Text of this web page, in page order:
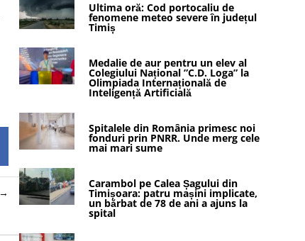
Ultima oră: Cod portocaliu de
fenomene meteo severe în județul
Timiș
Medalie de aur pentru un elev al
Colegiului Național ”C.D. Loga” la
Olimpiada Internațională de
Inteligență Artificială
Spitalele din România primesc noi
fonduri prin PNRR. Unde merg cele
mai mari sume
Carambol pe Calea Șagului din
Timișoara: patru mașini implicate,
un bărbat de 78 de ani a ajuns la
spital